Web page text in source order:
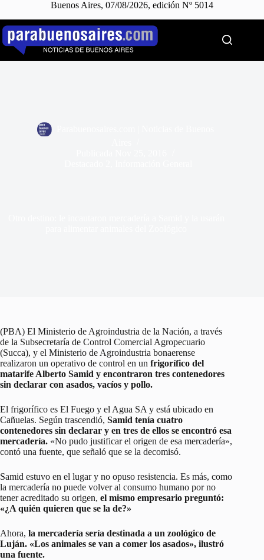
Buenos Aires, 07/08/2026, edición Nº 5014
Saltar
contenido
(PBA) El Ministerio de Agroindustria de la Nación, a través
de la Subsecretaría de Control Comercial Agropecuario
(Succa), y el Ministerio de Agroindustria bonaerense
realizaron un operativo de control en un frigorífico del
matarife Alberto Samid y encontraron tres contenedores
sin declarar con asados, vacíos y pollo.
El frigorífico es El Fuego y el Agua SA y está ubicado en
Cañuelas. Según trascendió, Samid tenía cuatro
contenedores sin declarar y en tres de ellos se encontró esa
mercadería. «No pudo justificar el origen de esa mercadería»,
contó una fuente, que señaló que se la decomisó.
Samid estuvo en el lugar y no opuso resistencia. Es más, como
la mercadería no puede volver al consumo humano por no
tener acreditado su origen, el mismo empresario preguntó:
«¿A quién quieren que se la de?»
Ahora, la mercadería sería destinada a un zoológico de
Luján. «Los animales se van a comer los asados», ilustró
una fuente.